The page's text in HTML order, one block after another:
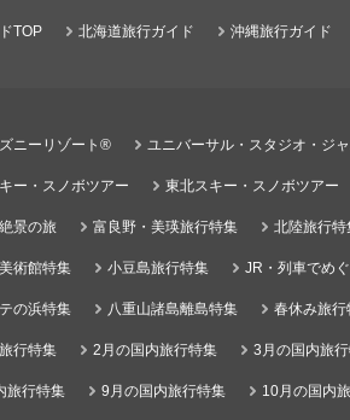
TOP 北海道旅行ガイド 沖縄旅行ガイド
ニーリゾート® ユニバーサル・スタジオ・ジ
ー・スノボツアー 東北スキー・スノボツアー
景の旅 富良野・美瑛旅行特集 北陸旅行特
術館特集 小豆島旅行特集 JR・列車でめ
の浜特集 八重山諸島離島特集 春休み旅行
行特集 2月の国内旅行特集 3月の国内旅
旅行特集 9月の国内旅行特集 10月の国内